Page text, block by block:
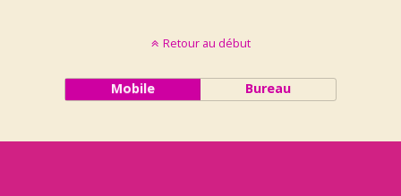
Retour au début
Mobile Bureau